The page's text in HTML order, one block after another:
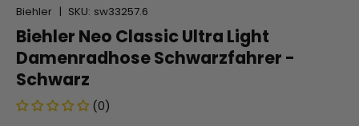
Biehler | SKU: sw33257.6
Biehler Neo Classic Ultra Light
Damenradhose Schwarzfahrer -
Schwarz
(0)